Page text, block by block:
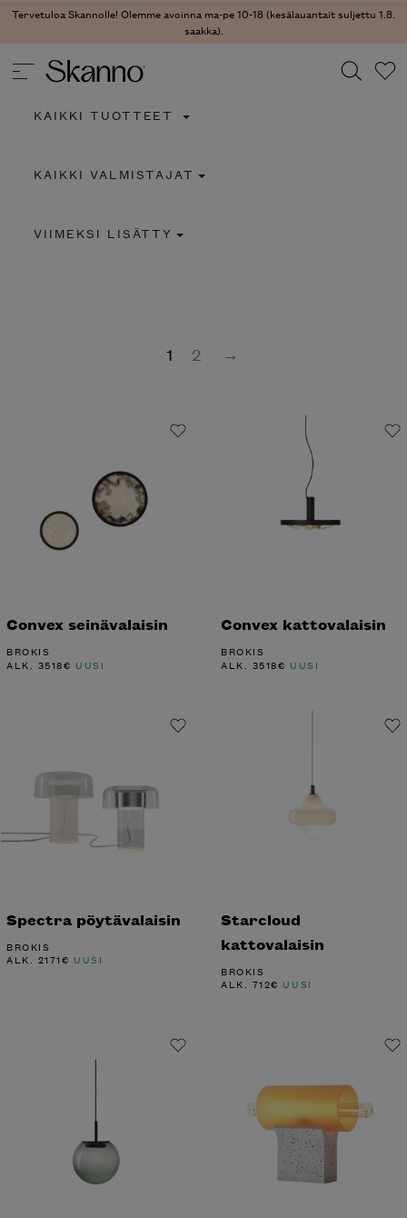
Tervetuloa Skannolle! Olemme avoinna ma-pe 10-18 (kesälauantait suljettu 1.8.
saakka).
Type 2 or more characters for results.
KAIKKI TUOTTEET
KAIKKI VALMISTAJAT
VIIMEKSI LISÄTTY
1 2 →
Convex seinävalaisin
BROKIS
ALK. 3518€ UUSI
Convex kattovalaisin
BROKIS
ALK. 3518€ UUSI
Spectra pöytävalaisin
BROKIS
ALK. 2171€ UUSI
Starcloud
kattovalaisin
BROKIS
ALK. 712€ UUSI